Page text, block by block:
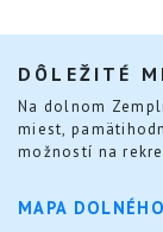
DÔLEŽITÉ
Na dolnom
miest,
možností na
MAPA